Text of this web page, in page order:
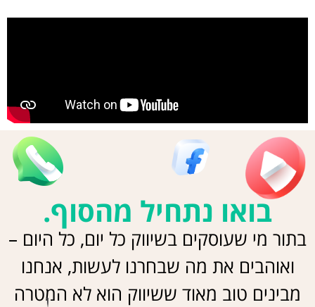
בואו נתחיל מהסוף.
מי שעוסקים בשיווק כל יום, כל היום –
ואוהבים את מה שבחרנו לעשות, אנחנו
מבינים טוב מאוד ששיווק הוא לא המטרה